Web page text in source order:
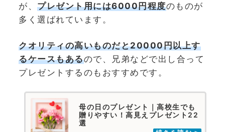
が、 プレゼント用には6000円程度のものが
多く選ばれています。
クオリティの高いものだと20000円以上す
るケースもあるので、兄弟などで出し合って
プレゼントするのもおすすめです。
母の日のプレゼント｜高校生でも
贈りやすい！高見えプレゼント22
選